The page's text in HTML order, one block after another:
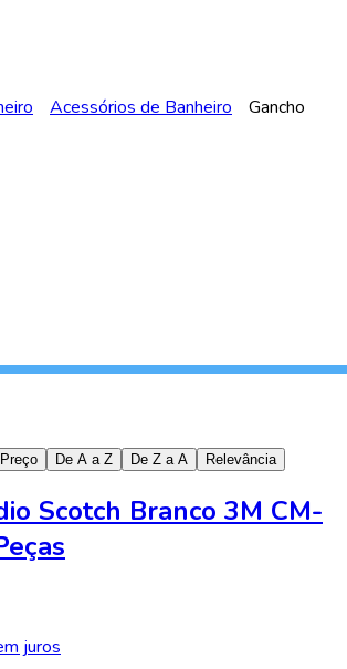
Acessórios de Banheiro Gancho
De A a Z De Z a A Relevância
Scotch Branco 3M CM-
juros